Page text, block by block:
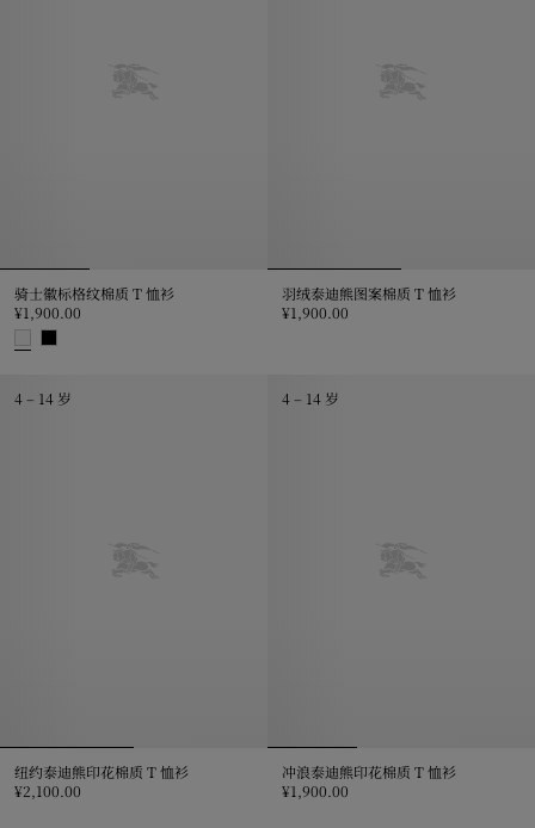
骑士徽标格纹棉质 T 恤衫
¥1,900.00
羽绒泰迪熊图案棉质 T 恤衫
¥1,900.00
4 – 14 岁
纽约泰迪熊印花棉质 T 恤衫
¥2,100.00
4 – 14 岁
冲浪泰迪熊印花棉质 T 恤衫
¥1,900.00